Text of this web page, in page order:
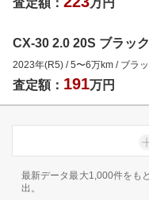
CX-30 2.0 20S ブラッ
2023年(R5) /5〜6万km / ブラ
査定額： 191万円
最新データ最大1,000件をも
出。